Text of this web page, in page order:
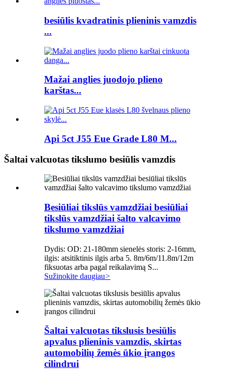
besiūlis kvadratinis plieninis vamzdis
...
Mažai anglies juodojo plieno
karštas...
Api 5ct J55 Eue Grade L80 M...
Šaltai valcuotas tikslumo besiūlis vamzdis
Besiūliai tikslūs vamzdžiai besiūliai
tikslūs vamzdžiai šalto valcavimo
tikslumo vamzdžiai
Dydis: OD: 21-180mm sienelės storis: 2-16mm,
ilgis: atsitiktinis ilgis arba 5. 8m/6m/11.8m/12m
fiksuotas arba pagal reikalavimą S...
Sužinokite daugiau>
Šaltai valcuotas tikslusis besiūlis
apvalus plieninis vamzdis, skirtas
automobilių žemės ūkio įrangos
cilindrui